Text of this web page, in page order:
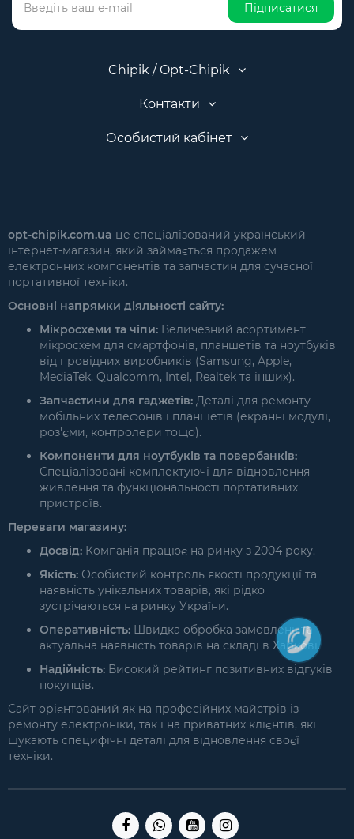
Підписатися
Chipik / Opt-Chipik
Контакти
Особистий кабінет
opt-chipik.com.ua це спеціалізований український
інтернет-магазин, який займається продажем
електронних компонентів та запчастин для сучасної
портативної техніки.
Основні напрямки діяльності сайту:
Мікросхеми та чіпи: Величезний асортимент
мікросхем для смартфонів, планшетів та ноутбуків
від провідних виробників (Samsung, Apple,
MediaTek, Qualcomm, Intel, Realtek та інших).
Запчастини для гаджетів: Деталі для ремонту
мобільних телефонів і планшетів (екранні модулі,
роз'єми, контролери тощо).
Компоненти для ноутбуків та повербанків:
Спеціалізовані комплектуючі для відновлення
живлення та функціональності портативних
пристроїв.
Переваги магазину:
Досвід: Компанія працює на ринку з 2004 року.
Якість: Особистий контроль якості продукції та
наявність унікальних товарів, які рідко
зустрічаються на ринку України.
Оперативність: Швидка обробка замовлень та
актуальна наявність товарів на складі в Харкові.
Надійність: Високий рейтинг позитивних відгуків
покупців.
Сайт орієнтований як на професійних майстрів із
ремонту електроніки, так і на приватних клієнтів, які
шукають специфічні деталі для відновлення своєї
техніки.